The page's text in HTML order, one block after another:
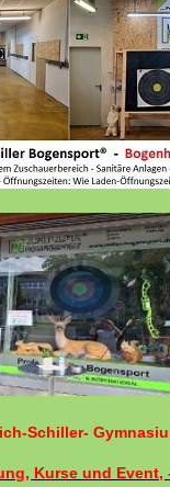
Schiller-
Kurse und Event,